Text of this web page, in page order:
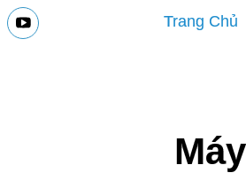
Trang Chủ